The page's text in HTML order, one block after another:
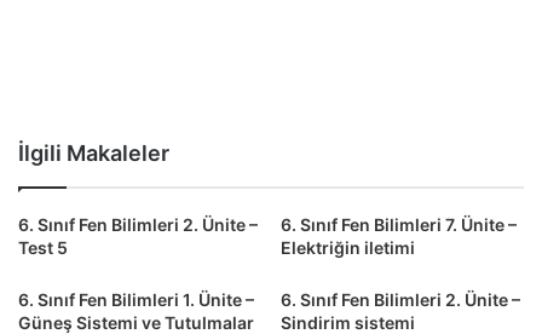
İlgili Makaleler
6. Sınıf Fen Bilimleri 2. Ünite –
Test 5
6. Sınıf Fen Bilimleri 7. Ünite –
Elektriğin iletimi
6. Sınıf Fen Bilimleri 1. Ünite –
Güneş Sistemi ve Tutulmalar
6. Sınıf Fen Bilimleri 2. Ünite –
Sindirim sistemi